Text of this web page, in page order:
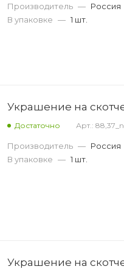
Производитель — Россия
В упаковке — 1 шт.
Украшение на
Достаточно Арт.:
Производитель — Россия
В упаковке — 1 шт.
Украшение на